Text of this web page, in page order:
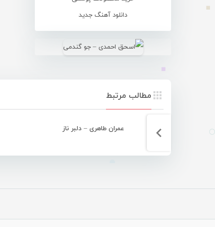
دانلود آهنگ جدید
مطالب مرتبط
عمران طاهری – دلبر ناز